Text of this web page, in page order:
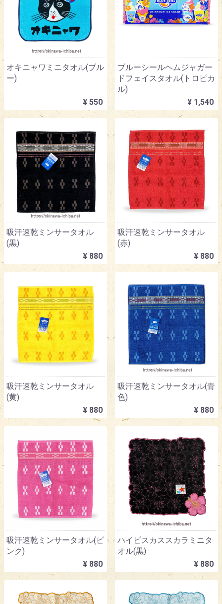
オキニャワミニタオル(ブル
ー)
¥ 550
ブルーシールヘムジャガー
ドフェイスタオル(トロピカ
ル)
¥ 1,540
吸汗速乾ミンサータオル
(黒)
¥ 880
吸汗速乾ミンサータオル
(赤)
¥ 880
吸汗速乾ミンサータオル
(黄)
¥ 880
吸汗速乾ミンサータオル(青
色)
¥ 880
吸汗速乾ミンサータオル(ピ
ンク)
¥ 880
ハイビスカススカラミニタ
オル(黒)
¥ 880